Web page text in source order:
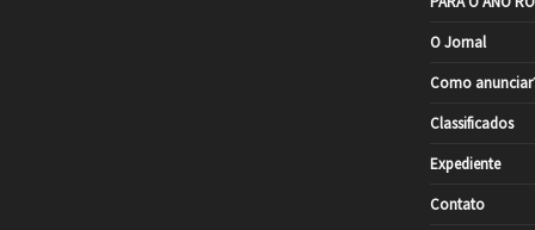
O Jornal
Como
Classificados
Expediente
Contato